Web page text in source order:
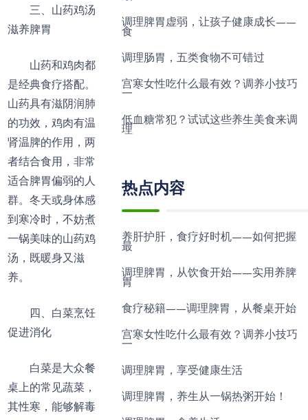
三、山药鸡汤
滋养脾胃
山药和鸡肉都
是经典食疗搭配。
山药具有滋阴润肺
的功效，鸡肉有温
肾温脾的作用，两
者结合食用，非常
适合脾胃偏弱的人
群。冬天或身体感
到寒冷时，不妨煮
一锅美味的山药鸡
汤，既暖身又滋
养。
四、白菜烹饪
促进消化
白菜是大众餐
桌上的常见蔬菜，
其性寒，能够解毒
调理脾胃虚弱，让孩子健康成长——
食
调理肠胃，五类食物不可错过
宫寒女性吃什么最有效？调养小技巧
一
低血糖常犯？试试这些养生美食来调
理
热点内容
养肝护肝，食疗好时机——如何把握
最
调理脾胃，从饮食开始——实用养脾
胃
食疗秘籍——调理脾胃，从餐桌开始
宫寒女性吃什么最有效？调养小技巧
一
调理脾胃，享受健康生活
调理脾胃，养生从一锅热粥开始！